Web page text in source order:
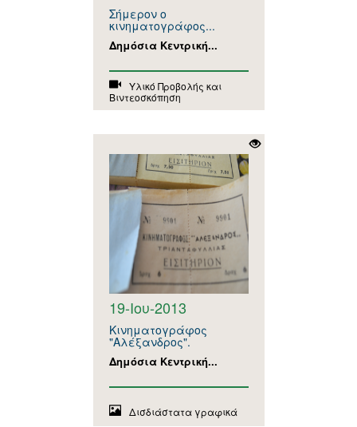
Σήμερον ο
κινηματογράφος...
Δημόσια Κεντρική...
Υλικό Προβολής και
Βιντεοσκόπηση
19-Ιου-2013
Κινηματογράφος
"Αλέξανδρος".
Δημόσια Κεντρική...
Δισδιάστατα γραφικά